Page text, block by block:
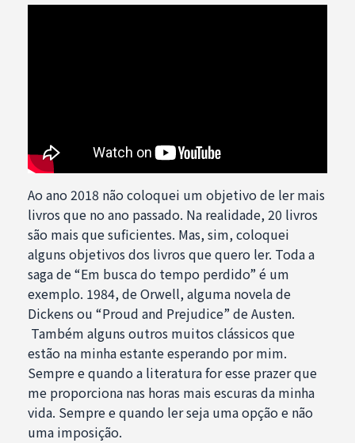
Ao ano 2018 não coloquei um objetivo de ler mais
livros que no ano passado. Na realidade, 20 livros
são mais que suficientes. Mas, sim, coloquei
alguns objetivos dos livros que quero ler. Toda a
saga de “Em busca do tempo perdido” é um
exemplo. 1984, de Orwell, alguma novela de
Dickens ou “Proud and Prejudice” de Austen.
Também alguns outros muitos clássicos que
estão na minha estante esperando por mim.
Sempre e quando a literatura for esse prazer que
me proporciona nas horas mais escuras da minha
vida. Sempre e quando ler seja uma opção e não
uma imposição.